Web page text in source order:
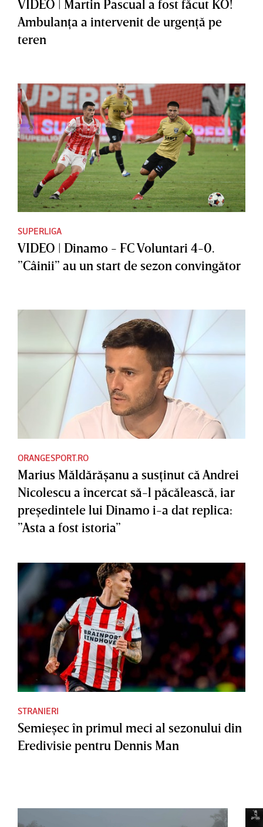
VIDEO | Martin Pascual a fost făcut KO!
Ambulanţa a intervenit de urgenţă pe
teren
SUPERLIGA
VIDEO | Dinamo - FC Voluntari 4-0.
”Câinii” au un start de sezon convingător
ORANGESPORT.RO
Marius Măldărăşanu a susţinut că Andrei
Nicolescu a încercat să-l păcălească, iar
preşedintele lui Dinamo i-a dat replica:
”Asta a fost istoria”
STRANIERI
Semieşec în primul meci al sezonului din
Eredivisie pentru Dennis Man